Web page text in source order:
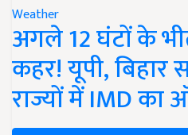
Weather
अगले 12 घंटों के
कहर! यूपी, बिहार
राज्यों में IMD का